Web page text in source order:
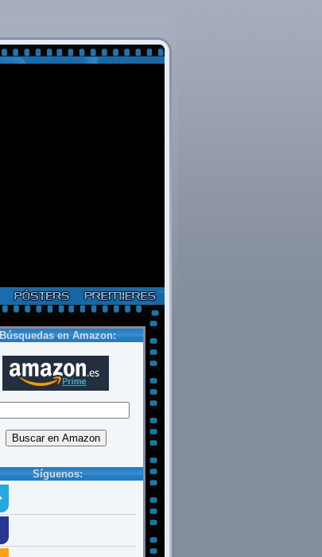
Búsquedas en Amazon:
Síguenos: